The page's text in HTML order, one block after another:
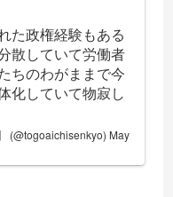
た政権経験もある
散していて労働者
ちのわがままで今
化していて物寂し
(@togoaichisenkyo) May